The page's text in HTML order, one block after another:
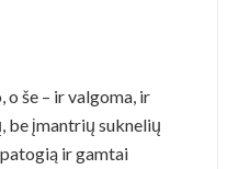
še – ir valgoma, ir
be įmantrių suknelių
ir gamtai